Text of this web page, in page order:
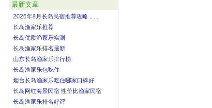
最新文章
2026年8月长岛民宿推荐攻略，...
长岛渔家乐推荐
长岛优质渔家乐实测
长岛渔家乐排名最新
山东长岛渔家乐排行榜
长岛渔家乐包吃住
烟台长岛渔家乐吃住哪家口碑好
长岛网红海景民宿 性价比渔家民宿
长岛渔家乐排名好评